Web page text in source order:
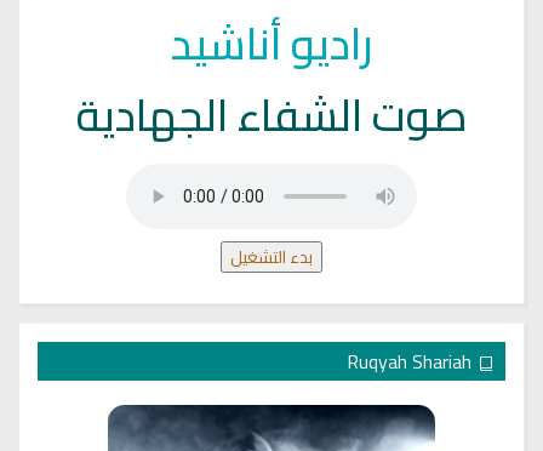
راديو أناشيد
صوت الشفاء الجهادية
بدء التشغيل